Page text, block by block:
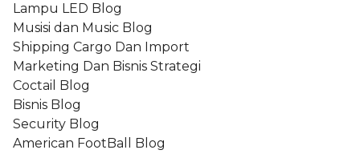
Lampu LED Blog
Musisi dan Music Blog
Shipping Cargo Dan Import
Marketing Dan Bisnis Strategi
Coctail Blog
Bisnis Blog
Security Blog
American FootBall Blog